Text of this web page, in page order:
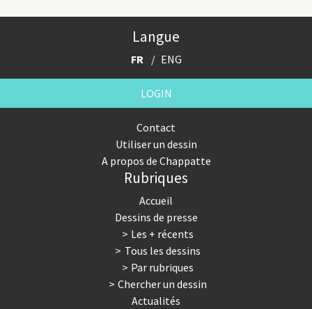
Langue
FR ENG
LOGIN
Contact
Utiliser un dessin
A propos de Chappatte
Rubriques
Accueil
Dessins de presse
Les + récents
Tous les dessins
Par rubriques
Chercher un dessin
Actualités